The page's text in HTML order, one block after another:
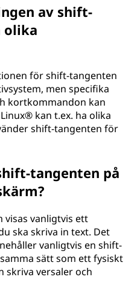
av shift-
olika
för shift-tangenten
men specifika
kortkommandon kan
kan t.ex. ha olika
shift-tangenten för
tangenten på
visas vanligtvis ett
ska skriva in text. Det
vanligtvis en shift-
sätt som ett fysiskt
skriva versaler och